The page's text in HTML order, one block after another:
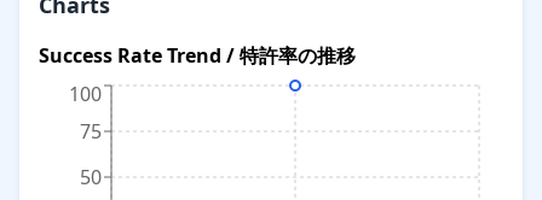
Success Rate Trend / 特許率の推移
50
75
100